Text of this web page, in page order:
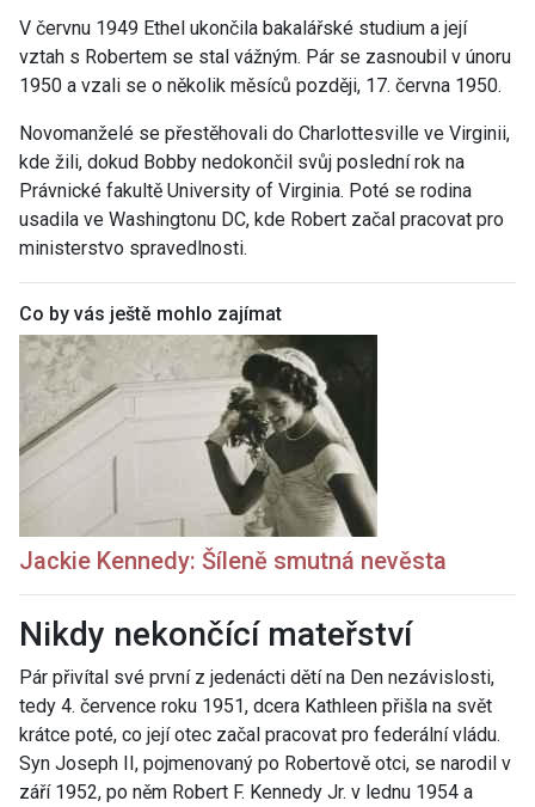
V červnu 1949 Ethel ukončila bakalářské studium a její
vztah s Robertem se stal vážným. Pár se zasnoubil v únoru
1950 a vzali se o několik měsíců později, 17. června 1950.
Novomanželé se přestěhovali do Charlottesville ve Virginii,
kde žili, dokud Bobby nedokončil svůj poslední rok na
Právnické fakultě University of Virginia. Poté se rodina
usadila ve Washingtonu DC, kde Robert začal pracovat pro
ministerstvo spravedlnosti.
Co by vás ještě mohlo zajímat
Jackie Kennedy: Šíleně smutná nevěsta
Nikdy nekončící mateřství
Pár přivítal své první z jedenácti dětí na Den nezávislosti,
tedy 4. července roku 1951, dcera Kathleen přišla na svět
krátce poté, co její otec začal pracovat pro federální vládu.
Syn Joseph II, pojmenovaný po Robertově otci, se narodil v
září 1952, po něm Robert F. Kennedy Jr. v lednu 1954 a